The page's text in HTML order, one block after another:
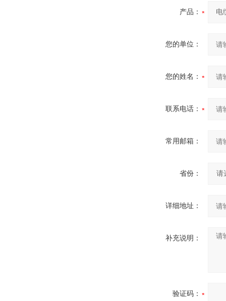
产品：
您的单位：
您的姓名：
联系电话：
常用邮箱：
省份：
详细地址：
补充说明：
验证码：